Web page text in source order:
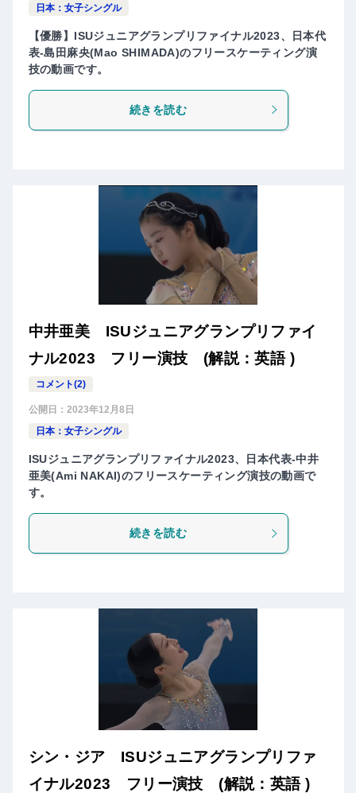
日本：女子シングル
【優勝】ISUジュニアグランプリファイナル2023、日本代
表-島田麻央(Mao SHIMADA)のフリースケーティング演
技の動画です。
続きを読む
中井亜美 ISUジュニアグランプリファイ
ナル2023 フリー演技 (解説：英語 )
コメント(2)
公開日： 2023年12月8日
日本：女子シングル
ISUジュニアグランプリファイナル2023、日本代表-中井
亜美(Ami NAKAI)のフリースケーティング演技の動画で
す。
続きを読む
シン・ジア ISUジュニアグランプリファ
イナル2023 フリー演技 (解説：英語 )